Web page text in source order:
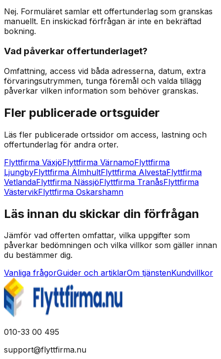
Nej. Formuläret samlar ett offertunderlag som granskas
manuellt. En inskickad förfrågan är inte en bekräftad
bokning.
Vad påverkar offertunderlaget?
Omfattning, access vid båda adresserna, datum, extra
förvaringsutrymmen, tunga föremål och valda tillägg
påverkar vilken information som behöver granskas.
Fler publicerade ortsguider
Läs fler publicerade ortssidor om access, lastning och
offertunderlag för andra orter.
Flyttfirma VäxjöFlyttfirma VärnamoFlyttfirma
LjungbyFlyttfirma ÄlmhultFlyttfirma AlvestaFlyttfirma
VetlandaFlyttfirma NässjöFlyttfirma TranåsFlyttfirma
VästervikFlyttfirma Oskarshamn
Läs innan du skickar din förfrågan
Jämför vad offerten omfattar, vilka uppgifter som
påverkar bedömningen och vilka villkor som gäller innan
du bestämmer dig.
Vanliga frågorGuider och artiklarOm tjänstenKundvillkor
010-33 00 495
support@flyttfirma.nu